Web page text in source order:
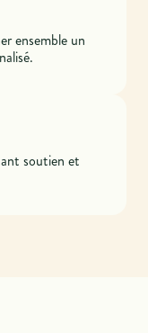
ensemble un
soutien et